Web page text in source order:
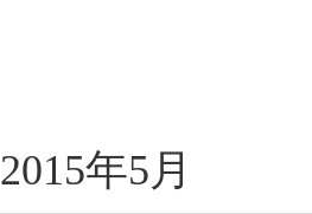
2015年5月